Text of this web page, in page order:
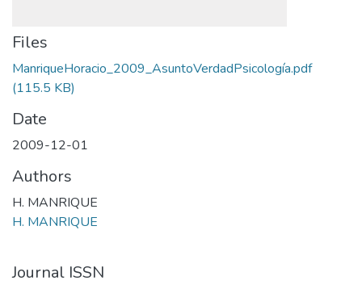
Files
ManriqueHoracio_2009_AsuntoVerdadPsicología.pdf
(115.5 KB)
Date
2009-12-01
Authors
H. MANRIQUE
H. MANRIQUE
Journal ISSN